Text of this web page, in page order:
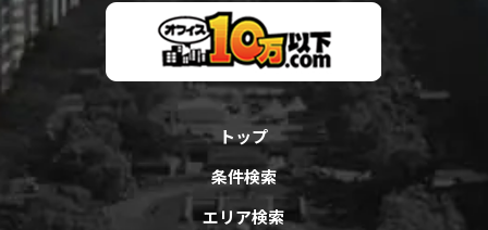
トップ
条件検索
エリア検索